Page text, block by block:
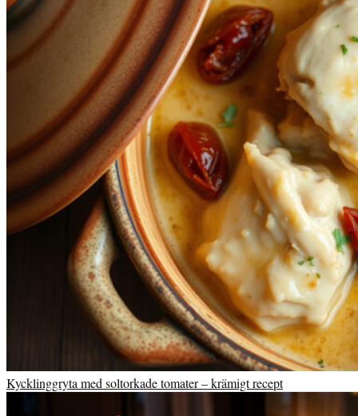
Kycklinggryta med soltorkade tomater – krämigt recept